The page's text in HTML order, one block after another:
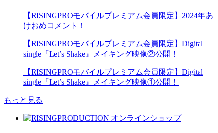
【RISINGPROモバイルプレミアム会員限定】2024年あ
けおめコメント！
【RISINGPROモバイルプレミアム会員限定】Digital
single『Let’s Shake』メイキング映像②公開！
【RISINGPROモバイルプレミアム会員限定】Digital
single『Let’s Shake』メイキング映像①公開！
もっと見る